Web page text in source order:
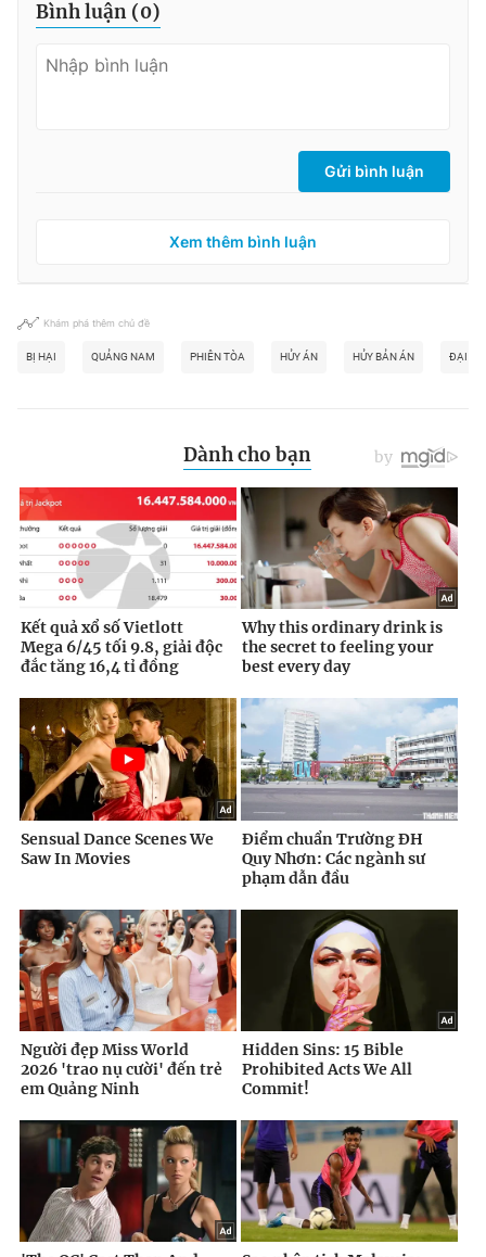
Bình luận (0)
Gửi bình luận
Xem thêm bình luận
Khám phá thêm chủ đề
BỊ HẠI QUẢNG NAM PHIÊN TÒA HỦY ÁN HỦY BẢN ÁN ĐẠI